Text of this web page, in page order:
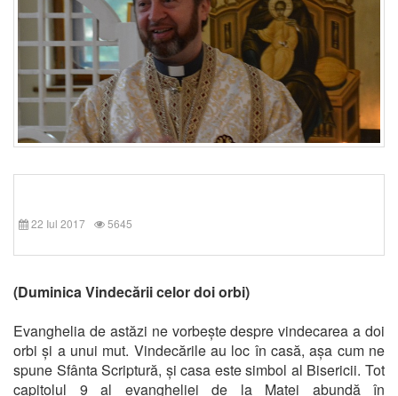
22 Iul 2017 5645
(Duminica Vindecării celor doi orbi)
Evanghelia de astăzi ne vorbește despre vindecarea a doi
orbi și a unui mut. Vindecările au loc în casă, așa cum ne
spune Sfânta Scriptură, și casa este simbol al Bisericii. Tot
capitolul 9 al evangheliei de la Matei abundă în